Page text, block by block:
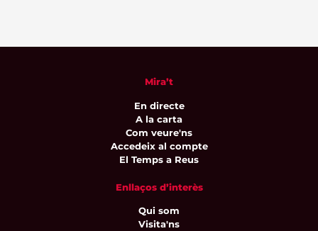
Mira’t
En directe
A la carta
Com veure'ns
Accedeix al compte
El Temps a Reus
Enllaços d’interès
Qui som
Visita'ns